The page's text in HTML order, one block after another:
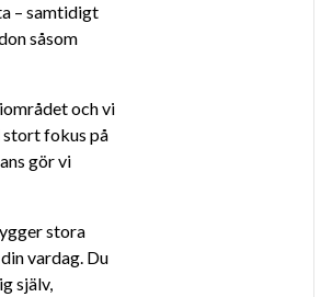
– samtidigt
såsom
och vi
stort fokus på
gör vi
stora
vardag. Du
själv,